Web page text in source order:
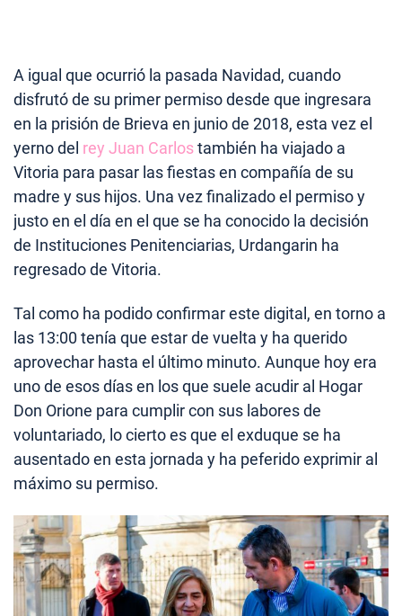
A igual que ocurrió la pasada Navidad, cuando
disfrutó de su primer permiso desde que ingresara
en la prisión de Brieva en junio de 2018, esta vez el
yerno del rey Juan Carlostambién ha viajado a
Vitoria para pasar las fiestas en compañía de su
madre y sus hijos. Una vez finalizado el permiso y
justo en el día en el que se ha conocido la decisión
de Instituciones Penitenciarias, Urdangarin ha
regresado de Vitoria.
Tal como ha podido confirmar este digital, en torno a
las 13:00 tenía que estar de vuelta y ha querido
aprovechar hasta el último minuto. Aunque hoy era
uno de esos días en los que suele acudir al Hogar
Don Orione para cumplir con sus labores de
voluntariado, lo cierto es que el exduque se ha
ausentado en esta jornada y ha peferido exprimir al
máximo su permiso.